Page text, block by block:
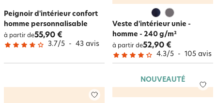
Peignoir d'intérieur confort
homme personnalisable
à partir de55,90 €
3.7/5 - 43 avis
Veste d'intérieur unie -
homme - 240 g/m²
à partir de52,90 €
4.3/5 - 105 avis
NOUVEAUTÉ